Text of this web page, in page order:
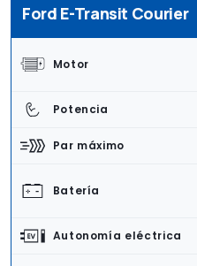
Ford E-Transit Courier
Motor
Potencia
Par máximo
Batería
Autonomía eléctrica